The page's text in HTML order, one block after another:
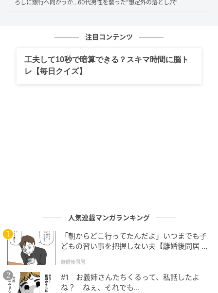
再雇用から1年を過ぎた頃、手付かずとなっていた年金
きるはずの年金が「13万5,000円」に減っていたので
在職老齢年金の計算では、賃金部分に1年間の賞与が月
換算で加算されます。
Aさんは年間132万円の賞与を受け取っており、当時の
基準額である「51万円」を超えてしまっていました。
給与35万円
ろしに銀行へ向かうが…60代男性を襲った“想定外の落とし穴”
注目コンテンツ
工夫して10秒で暗算できる？スキマ時間に脳ト
レ【毎日クイズ】
人気連載マンガランキング
「朝からどこ行ってたんだよ」いつまでも子
どもの習い事を把握しない夫【離婚後同居 Vo
離婚後同居
#1 お義姉さんたちくるって、私話したよ
ね？ ねぇ、それでも…